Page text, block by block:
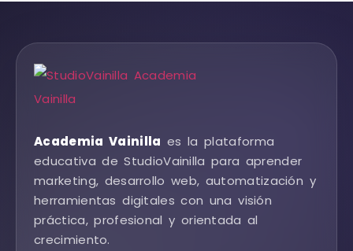
Academia Vainilla es la plataforma
educativa de StudioVainilla para aprender
marketing, desarrollo web, automatización y
herramientas digitales con una visión
práctica, profesional y orientada al
crecimiento.